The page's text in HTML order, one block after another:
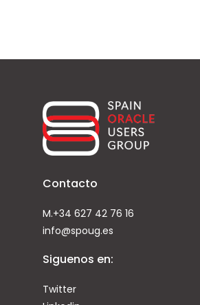
Contacto
M.+34 627 42 76 16
info@spoug.es
Siguenos en:
Twitter